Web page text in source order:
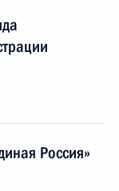
Россия»